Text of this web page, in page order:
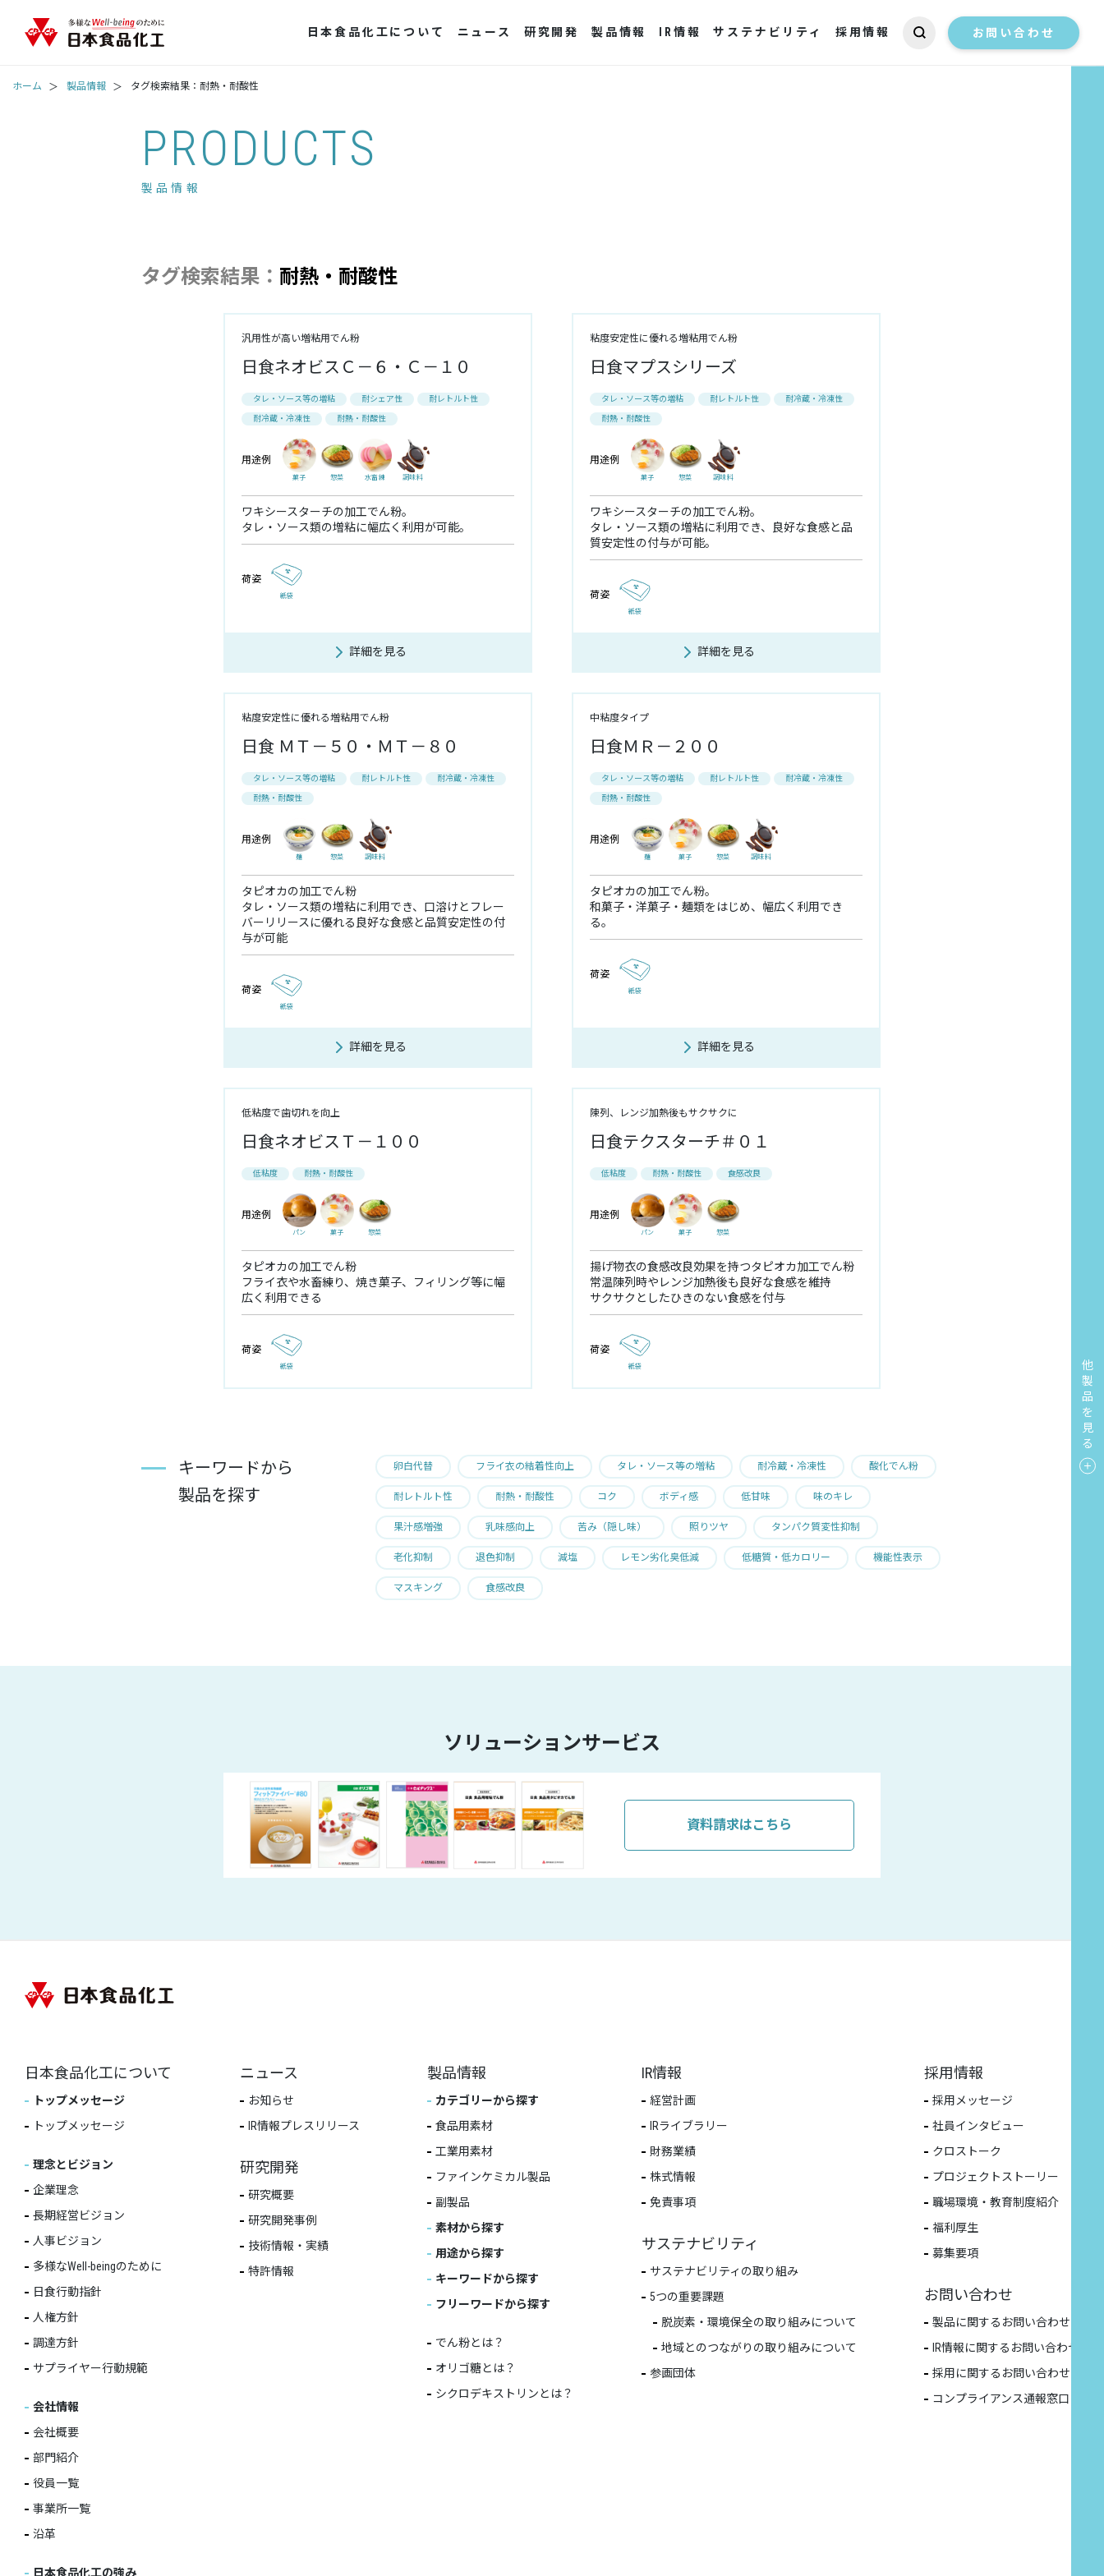
日本食品化工について ニュース 研究開発 製品情報 IR情報 サステナビリティ 採用情報 お問い合わせ
ホーム 製品情報 タグ検索結果：耐熱・耐酸性
PRODUCTS
製品情報
タグ検索結果： 耐熱・耐酸性
汎用性が高い増粘用でん粉
日食ネオビスＣ－６・Ｃ－１０
タレ・ソース等の増粘 耐シェア性 耐レトルト性
耐冷蔵・冷凍性 耐熱・耐酸性
用途例
菓子 惣菜 水畜練 調味料
ワキシースターチの加工でん粉。
タレ・ソース類の増粘に幅広く利用が可能。
荷姿
紙袋
詳細を見る
粘度安定性に優れる増粘用でん粉
日食マプスシリーズ
タレ・ソース等の増粘 耐レトルト性 耐冷蔵・冷凍性
耐熱・耐酸性
用途例
菓子 惣菜 調味料
ワキシースターチの加工でん粉。
タレ・ソース類の増粘に利用でき、良好な食感と品
質安定性の付与が可能。
荷姿
紙袋
詳細を見る
粘度安定性に優れる増粘用でん粉
日食 ＭＴ－５０・ＭＴ－８０
タレ・ソース等の増粘 耐レトルト性 耐冷蔵・冷凍性
耐熱・耐酸性
用途例
麺 惣菜 調味料
タピオカの加工でん粉
タレ・ソース類の増粘に利用でき、口溶けとフレー
バーリリースに優れる良好な食感と品質安定性の付
与が可能
荷姿
紙袋
詳細を見る
中粘度タイプ
日食ＭＲ－２００
タレ・ソース等の増粘 耐レトルト性 耐冷蔵・冷凍性
耐熱・耐酸性
用途例
麺 菓子 惣菜 調味料
タピオカの加工でん粉。
和菓子・洋菓子・麺類をはじめ、幅広く利用でき
る。
荷姿
紙袋
詳細を見る
低粘度で歯切れを向上
日食ネオビスＴ－１００
低粘度 耐熱・耐酸性
用途例
パン 菓子 惣菜
タピオカの加工でん粉
フライ衣や水畜練り、焼き菓子、フィリング等に幅
広く利用できる
荷姿
紙袋
陳列、レンジ加熱後もサクサクに
日食テクスターチ＃０１
低粘度 耐熱・耐酸性 食感改良
用途例
パン 菓子 惣菜
揚げ物衣の食感改良効果を持つタピオカ加工でん粉
常温陳列時やレンジ加熱後も良好な食感を維持
サクサクとしたひきのない食感を付与
荷姿
紙袋
キーワードから
製品を探す
卵白代替 フライ衣の結着性向上 タレ・ソース等の増粘 耐冷蔵・冷凍性 酸化でん粉
耐レトルト性 耐熱・耐酸性 コク ボディ感 低甘味 味のキレ
果汁感増強 乳味感向上 苦み（隠し味） 照りツヤ タンパク質変性抑制
老化抑制 退色抑制 減塩 レモン劣化臭低減 低糖質・低カロリー 機能性表示
マスキング 食感改良
ソリューションサービス
資料請求はこちら
他
製
品
を
見
る
日本食品化工について
トップメッセージ
トップメッセージ
理念とビジョン
企業理念
長期経営ビジョン
人事ビジョン
多様なWell-beingのために
日食行動指針
人権方針
調達方針
サプライヤー行動規範
会社情報
会社概要
部門紹介
役員一覧
事業所一覧
沿革
日本食品化工の強み
ニュース
お知らせ
IR情報プレスリリース
研究開発
研究概要
研究開発事例
技術情報・実績
特許情報
製品情報
カテゴリーから探す
食品用素材
工業用素材
ファインケミカル製品
副製品
素材から探す
用途から探す
キーワードから探す
フリーワードから探す
でん粉とは？
オリゴ糖とは？
シクロデキストリンとは？
IR情報
経営計画
IRライブラリー
財務業績
株式情報
免責事項
サステナビリティ
サステナビリティの取り組み
5つの重要課題
脱炭素・環境保全の取り組みについて
地域とのつながりの取り組みについて
参画団体
採用情報
採用メッセージ
社員インタビュー
クロストーク
プロジェクトストーリー
職場環境・教育制度紹介
福利厚生
募集要項
お問い合わせ
製品に関するお問い合わせ
IR情報に関するお問い合わせ
採用に関するお問い合わせ
コンプライアンス通報窓口